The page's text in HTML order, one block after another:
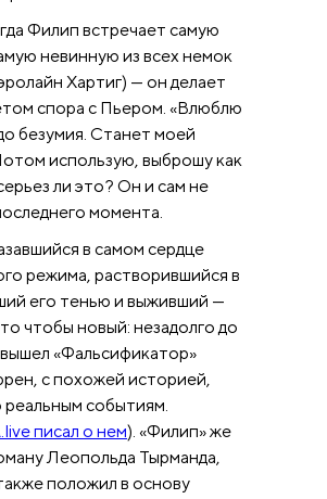
Филип встречает самую
невинную из всех немок
Хартиг) — он делает
спора с Пьером. «Влюблю
безумия. Станет моей
использую, выброшу как
ли это? Он и сам не
момента.
в самом сердце
режима, растворившийся в
его тенью и выживший —
чтобы новый: незадолго до
«Фальсификатор»
с похожей историей,
реальным событиям.
писал о нем). «Филип» же
Леопольда Тырманда,
положил в основу